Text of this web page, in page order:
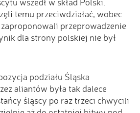
temu przeciwdziałać, wobec
przeprowadzenie
dla strony polskiej nie był
podziału Śląska
aliantów była tak dalece
śląscy po raz trzeci chwycili